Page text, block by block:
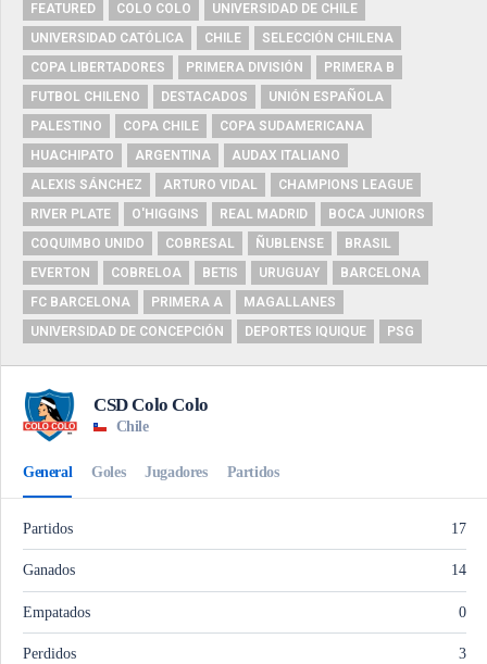
FEATURED COLO COLO
UNIVERSIDAD DE CHILE
UNIVERSIDAD CATÓLICA
CHILE
SELECCIÓN CHILENA
COPA LIBERTADORES
PRIMERA DIVISIÓN
PRIMERA B
FUTBOL CHILENO
DESTACADOS
UNIÓN ESPAÑOLA
PALESTINO
COPA CHILE
COPA SUDAMERICANA
HUACHIPATO
ARGENTINA
AUDAX ITALIANO
ALEXIS SÁNCHEZ
ARTURO VIDAL
CHAMPIONS LEAGUE
RIVER PLATE
O'HIGGINS REAL MADRID
BOCA JUNIORS
COQUIMBO UNIDO
COBRESAL ÑUBLENSE
BRASIL
EVERTON
COBRELOA BETIS URUGUAY
BARCELONA
FC BARCELONA
PRIMERA A
MAGALLANES
UNIVERSIDAD DE CONCEPCIÓN
DEPORTES IQUIQUE PSG